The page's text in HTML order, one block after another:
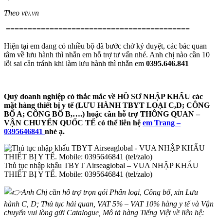
Theo vtv.vn
==========================================
Hiện tại em đang có nhiều bộ đã bước chờ ký duyệt, các bác quan
tâm về lưu hành thì nhắn em hỗ trợ tư vấn nhé. Anh chị nào cần 10
lỗi sai cần tránh khi làm lưu hành thì nhắn em 0395.646.841
Quý doanh nghiệp có thắc mắc về HỒ SƠ NHẬP KHẨU các
mặt hàng thiết bị y tế (LƯU HÀNH TBYT LOẠI C,D; CÔNG
BỐ A; CÔNG BỐ B,….) hoặc cần hỗ trợ THÔNG QUAN –
VẬN CHUYỂN QUỐC TẾ có thể liên hệ em Trang –
0395646841 nhé ạ.
Thủ tục nhập khẩu TBYT Airseaglobal – VUA NHẬP KHẨU
THIẾT BỊ Y TẾ. Mobile: 0395646841 (tel/zalo)
Anh Chị cần hỗ trợ trọn gói Phân loại, Công bố, xin Lưu
hành C, D; Thủ tục hải quan, VAT 5% – VAT 10% hàng y tế và Vận
chuyển vui lòng gửi Catalogue, Mô tả hàng Tiếng Việt về liên hệ: